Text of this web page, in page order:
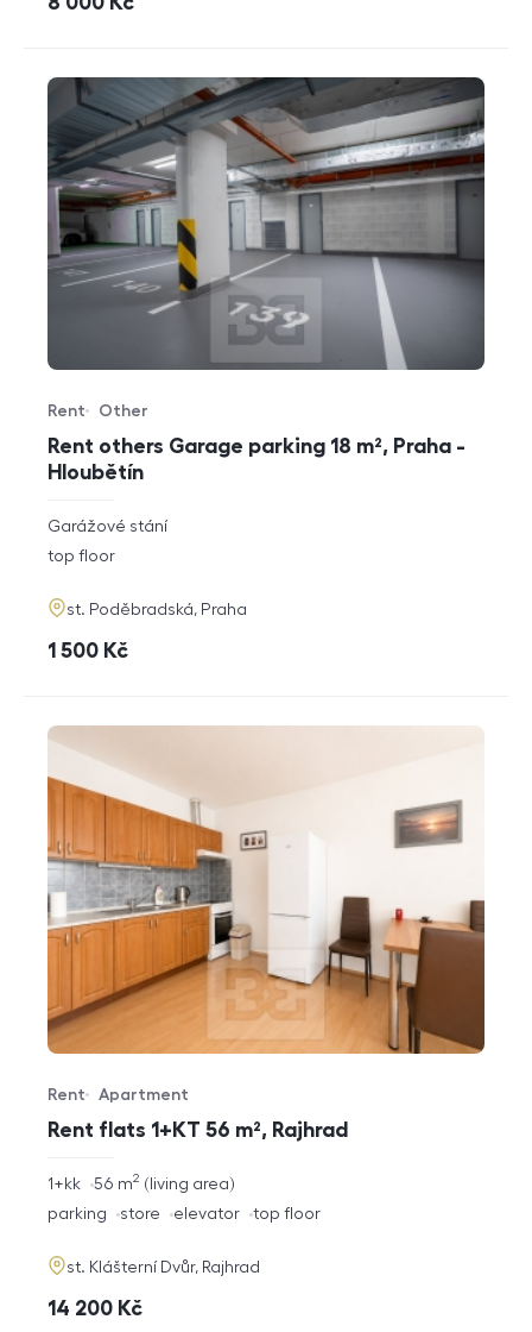
Rent others Garage parking 18 m², Praha -
Hloubětín
Offer type
Rent
Property type
Other
rozměry
disposition
Garážové stání
funkce
top floor
adresa
st. Poděbradská, Praha
cena
1 500 Kč
Rent flats 1+KT 56 m², Rajhrad
Offer type
Rent
Property type
Apartment
rozměry
disposition
1+kk living area
56 m2
funkce
parking store elevator top floor
adresa
st. Klášterní Dvůr, Rajhrad
cena
14 200 Kč